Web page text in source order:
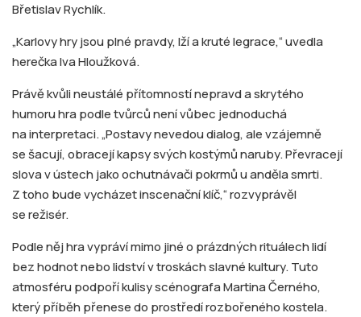
Břetislav Rychlík.
„Karlovy hry jsou plné pravdy, lží a kruté legrace,“ uvedla
herečka Iva Hloužková.
Právě kvůli neustálé přítomností nepravd a skrytého
humoru hra podle tvůrců není vůbec jednoduchá
na interpretaci. „Postavy nevedou dialog, ale vzájemně
se šacují, obracejí kapsy svých kostýmů naruby. Převracejí
slova v ústech jako ochutnávači pokrmů u anděla smrti.
Z toho bude vycházet inscenační klíč,“ rozvyprávěl
se režisér.
Podle něj hra vypráví mimo jiné o prázdných rituálech lidí
bez hodnot nebo lidství v troskách slavné kultury. Tuto
atmosféru podpoří kulisy scénografa Martina Černého,
který příběh přenese do prostředí rozbořeného kostela.